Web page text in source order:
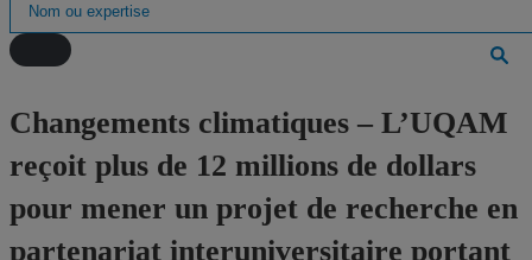
Changements climatiques – L’UQAM
reçoit plus de 12 millions de dollars
pour mener un projet de recherche en
partenariat interuniversitaire portant